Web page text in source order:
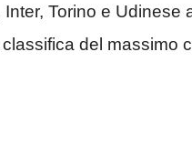
Inter, Torino e
del massimo